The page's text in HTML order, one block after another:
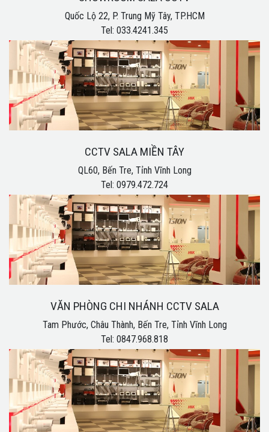
Quốc Lộ 22, P. Trung Mỹ Tây, TP.HCM
Tel: 033.4241.345
CCTV SALA MIỀN TÂY
QL60, Bến Tre, Tỉnh Vĩnh Long
Tel: 0979.472.724
VĂN PHÒNG CHI NHÁNH CCTV SALA
Tam Phước, Châu Thành, Bến Tre, Tỉnh Vĩnh Long
Tel: 0847.968.818